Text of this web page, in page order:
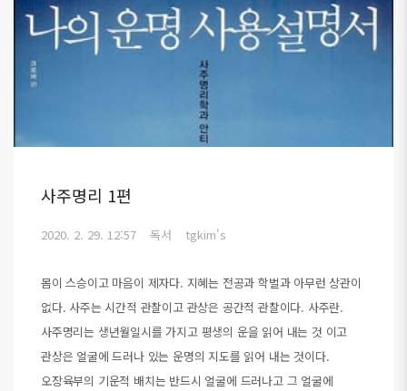
사주명리 1편
2020. 2. 29. 12:57 독서 tgkim's
몸이 스승이고 마음이 제자다. 지혜는 전공과 학벌과 아무런 상관이
없다. 사주는 시간적 관찰이고 관상은 공간적 관찰이다. 사주란.
사주명리는 생년월일시를 가지고 평생의 운을 읽어 내는 것 이고
관상은 얼굴에 드러나 있는 운명의 지도를 읽어 내는 것이다.
오장육부의 기운적 배치는 반드시 얼굴에 드러나고 그 얼굴에